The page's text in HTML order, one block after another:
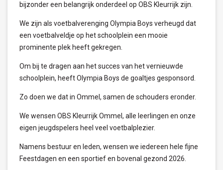
bijzonder een belangrijk onderdeel op OBS Kleurrijk zijn.
We zijn als voetbalverenging Olympia Boys verheugd dat
een voetbalveldje op het schoolplein een mooie
prominente plek heeft gekregen.
Om bij te dragen aan het succes van het vernieuwde
schoolplein, heeft Olympia Boys de goaltjes gesponsord.
Zo doen we dat in Ommel, samen de schouders eronder.
We wensen OBS Kleurrijk Ommel, alle leerlingen en onze
eigen jeugdspelers heel veel voetbalplezier.
Namens bestuur en leden, wensen we iedereen hele fijne
Feestdagen en een sportief en bovenal gezond 2026.